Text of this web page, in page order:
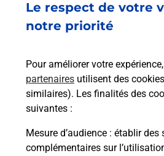
Le respect de votre
notre priorité
Pour améliorer votre
partenaires utilisent des
similaires). Les finalités des
suivantes :
Mesure d’audience : établir des
complémentaires sur